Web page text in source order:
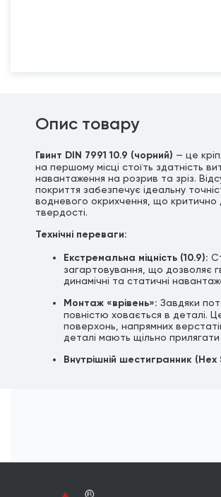
Опис товару
Гвинт DIN 7991 10.9 (чорний) — це
на першому місці стоїть здатність
навантаження на розрив та зріз.
покриття забезпечує ідеальну
водневого окрихчення, що критично
твердості.
Технічні переваги:
Екстремальна міцність (10.9):
загартовування, що дозволяє
динамічні та статичні
Монтаж «врівень»: Завдяки
повністю ховається в деталі.
поверхонь, напрямних
деталі мають щільно
Внутрішній шестигранник
Формат продажу:Товар